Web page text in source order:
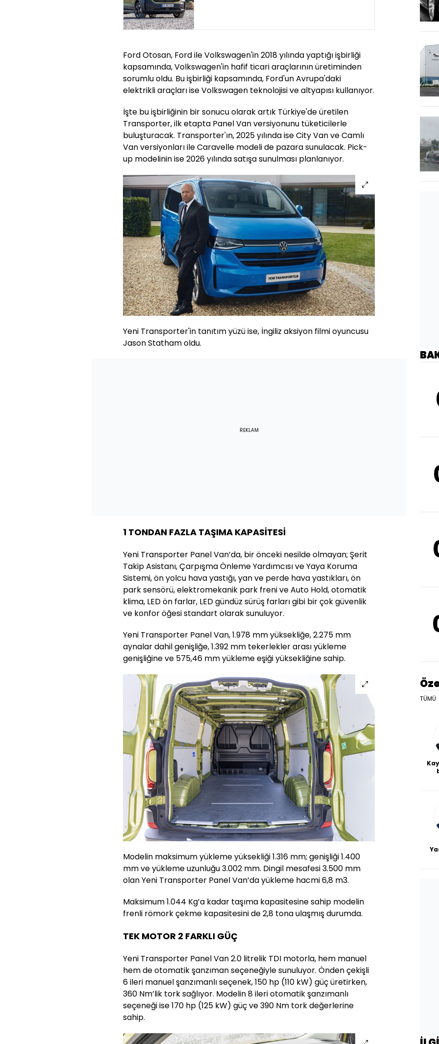
Ford Otosan, Ford ile Volkswagen'in 2018 yılında yaptığı işbirliği
kapsamında, Volkswagen'in hafif ticari araçlarının üretiminden
sorumlu oldu. Bu işbirliği kapsamında, Ford'un Avrupa'daki
elektrikli araçları ise Volkswagen teknolojisi ve altyapısı kullanıyor.
İşte bu işbirliğinin bir sonucu olarak artık Türkiye'de üretilen
Transporter, ilk etapta Panel Van versiyonunu tüketicilerle
buluşturacak. Transporter'ın, 2025 yılında ise City Van ve Camlı
Van versiyonları ile Caravelle modeli de pazara sunulacak. Pick-
up modelinin ise 2026 yılında satışa sunulması planlanıyor.
Yeni Transporter'in tanıtım yüzü ise, İngiliz aksiyon filmi oyuncusu
Jason Statham oldu.
REKLAM
1 TONDAN FAZLA TAŞIMA KAPASİTESİ
Yeni Transporter Panel Van’da, bir önceki nesilde olmayan; Şerit
Takip Asistanı, Çarpışma Önleme Yardımcısı ve Yaya Koruma
Sistemi, ön yolcu hava yastığı, yan ve perde hava yastıkları, ön
park sensörü, elektromekanik park freni ve Auto Hold, otomatik
klima, LED ön farlar, LED gündüz sürüş farları gibi bir çok güvenlik
ve konfor öğesi standart olarak sunuluyor.
Yeni Transporter Panel Van, 1.978 mm yüksekliğe, 2.275 mm
aynalar dahil genişliğe, 1.392 mm tekerlekler arası yükleme
genişliğine ve 575,46 mm yükleme eşiği yüksekliğine sahip.
Modelin maksimum yükleme yüksekliği 1.316 mm; genişliği 1.400
mm ve yükleme uzunluğu 3.002 mm. Dingil mesafesi 3.500 mm
olan Yeni Transporter Panel Van’da yükleme hacmi 6,8 m3.
Maksimum 1.044 Kg’a kadar taşıma kapasitesine sahip modelin
frenli römork çekme kapasitesini de 2,8 tona ulaşmış durumda.
TEK MOTOR 2 FARKLI GÜÇ
Yeni Transporter Panel Van 2.0 litrelik TDI motorla, hem manuel
hem de otomatik şanzıman seçeneğiyle sunuluyor. Önden çekişli
6 ileri manuel şanzımanlı seçenek, 150 hp (110 kW) güç üretirken,
360 Nm’lik tork sağlıyor. Modelin 8 ileri otomatik şanzımanlı
seçeneği ise 170 hp (125 kW) güç ve 390 Nm tork değerlerine
sahip.
TÜMÜ